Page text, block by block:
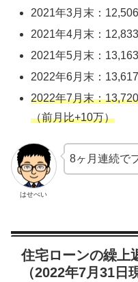
2021年3月末：
2021年4月末：
2021年5月末：
2022年6月末：
2022年7月末：
（前月比+10万）
はせべい
8ヶ月連続で
住宅ローンの繰上
（2022年7月31日